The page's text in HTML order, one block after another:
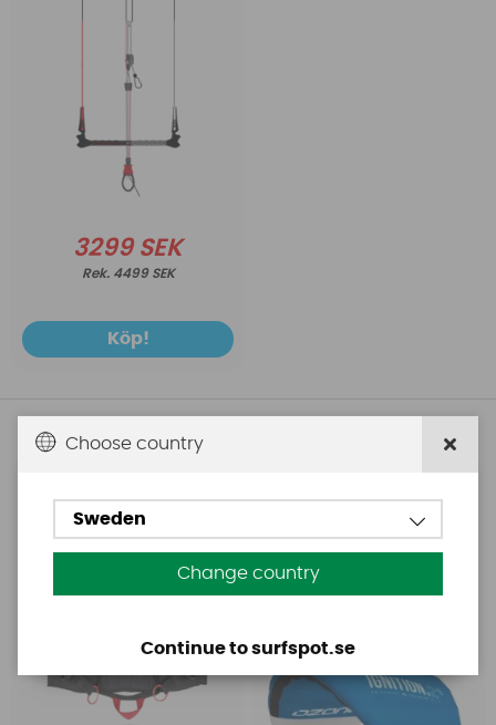
3299 SEK
4499 SEK
Köp!
Andra köpte även
Ozone
Ozone Pure Snowkite
Harness
Ozone
Trainer Kite with 3-Line
safety
Choose country
Sweden
Change country
Continue to surfspot.se